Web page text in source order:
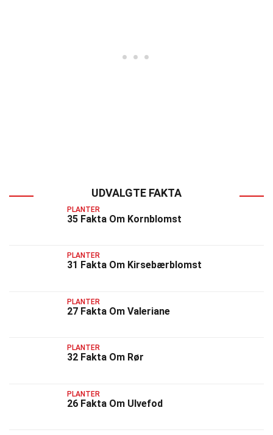
UDVALGTE FAKTA
PLANTER
35 Fakta Om Kornblomst
PLANTER
31 Fakta Om Kirsebærblomst
PLANTER
27 Fakta Om Valeriane
PLANTER
32 Fakta Om Rør
PLANTER
26 Fakta Om Ulvefod